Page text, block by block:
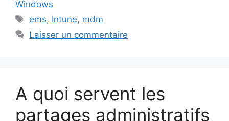
Windows
Étiquettes
ems, Intune, mdm
Laisser un commentaire
A quoi servent les
partages administratifs